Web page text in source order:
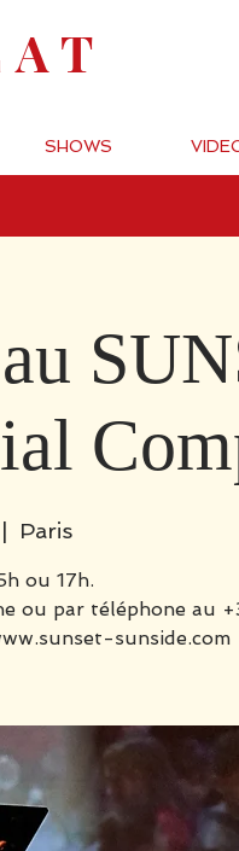
SHOWS
Paris
ou 17h.
ou par téléphone au
sunside.com